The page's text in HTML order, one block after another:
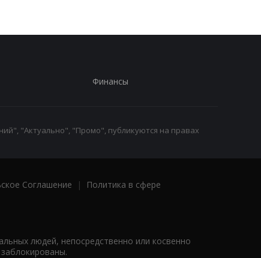
Финансы
"Актуально", "Промо", публикуются на правах
Соглашение |
Политика в сфере
людей, непосредственно или косвенно